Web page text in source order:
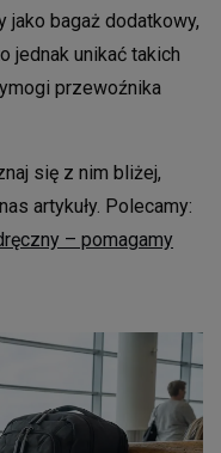
jako bagaż dodatkowy,
jednak unikać takich
przewoźnika
się z nim bliżej,
artykuły. Polecamy:
– pomagamy